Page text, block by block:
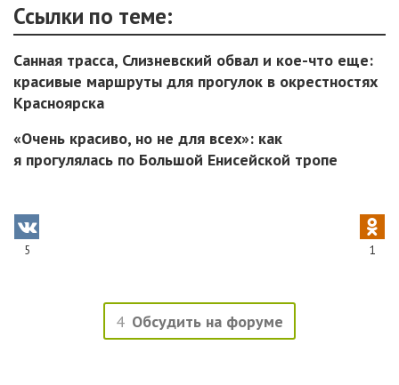
Ссылки по теме:
Санная трасса, Слизневский обвал и кое-что еще:
красивые маршруты для прогулок в окрестностях
Красноярска
«Очень красиво, но не для всех»: как
я прогулялась по Большой Енисейской тропе
5 1
4 Обсудить на форуме